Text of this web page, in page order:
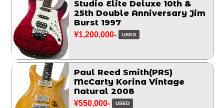
Studio Elite Deluxe 10th &
25th Double Anniversary Jim
Burst 1997
¥1,200,000- USED
Paul Reed Smith(PRS)
McCarty Korina Vintage
Natural 2008
¥550,000- USED